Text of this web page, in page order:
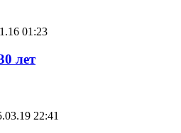
01:23
лет
22:41